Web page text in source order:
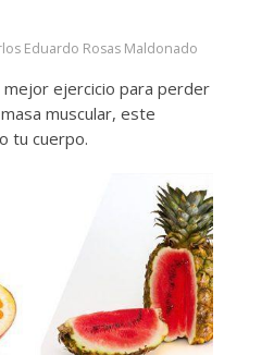
Eduardo Rosas Maldonado
ejercicio para perder
muscular, este
tu cuerpo.